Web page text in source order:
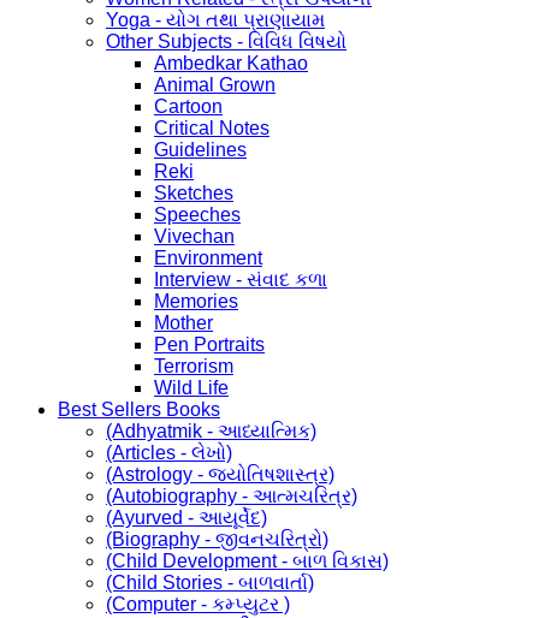
Yoga - યોગ તથા પ્રાણાયામ
Other Subjects - વિવિધ વિષયો
Ambedkar Kathao
Animal Grown
Cartoon
Critical Notes
Guidelines
Reki
Sketches
Speeches
Vivechan
Environment
Interview - સંવાદ કળા
Memories
Mother
Pen Portraits
Terrorism
Wild Life
Best Sellers Books
(Adhyatmik - આધ્યાત્મિક)
(Articles - લેખો)
(Astrology - જ્યોતિષશાસ્ત્ર)
(Autobiography - આત્મચરિત્ર)
(Ayurved - આયૂર્વેદ)
(Biography - જીવનચરિત્રો)
(Child Development - બાળ વિકાસ)
(Child Stories - બાળવાર્તા)
(Computer - કમ્પ્યુટર )